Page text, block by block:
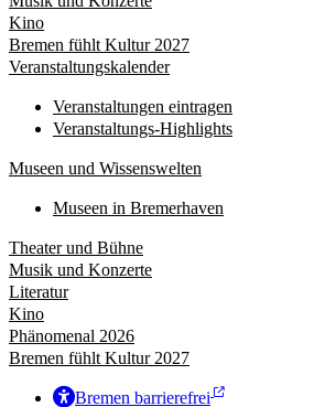
Kino
Bremen fühlt Kultur 2027
Veranstaltungskalender
Veranstaltungen eintragen
Veranstaltungs-Highlights
Museen und Wissenswelten
Museen in Bremerhaven
Theater und Bühne
Musik und Konzerte
Literatur
Kino
Phänomenal 2026
Bremen fühlt Kultur 2027
Bremen barrierefrei